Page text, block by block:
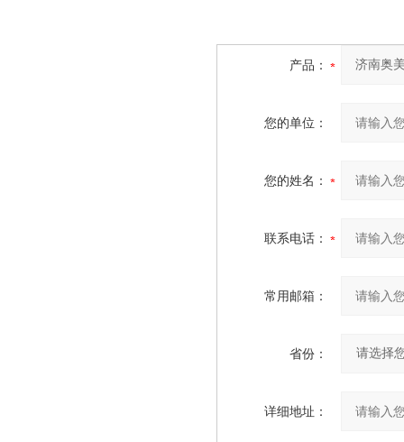
产品：
您的单位：
您的姓名：
联系电话：
常用邮箱：
省份：
详细地址：